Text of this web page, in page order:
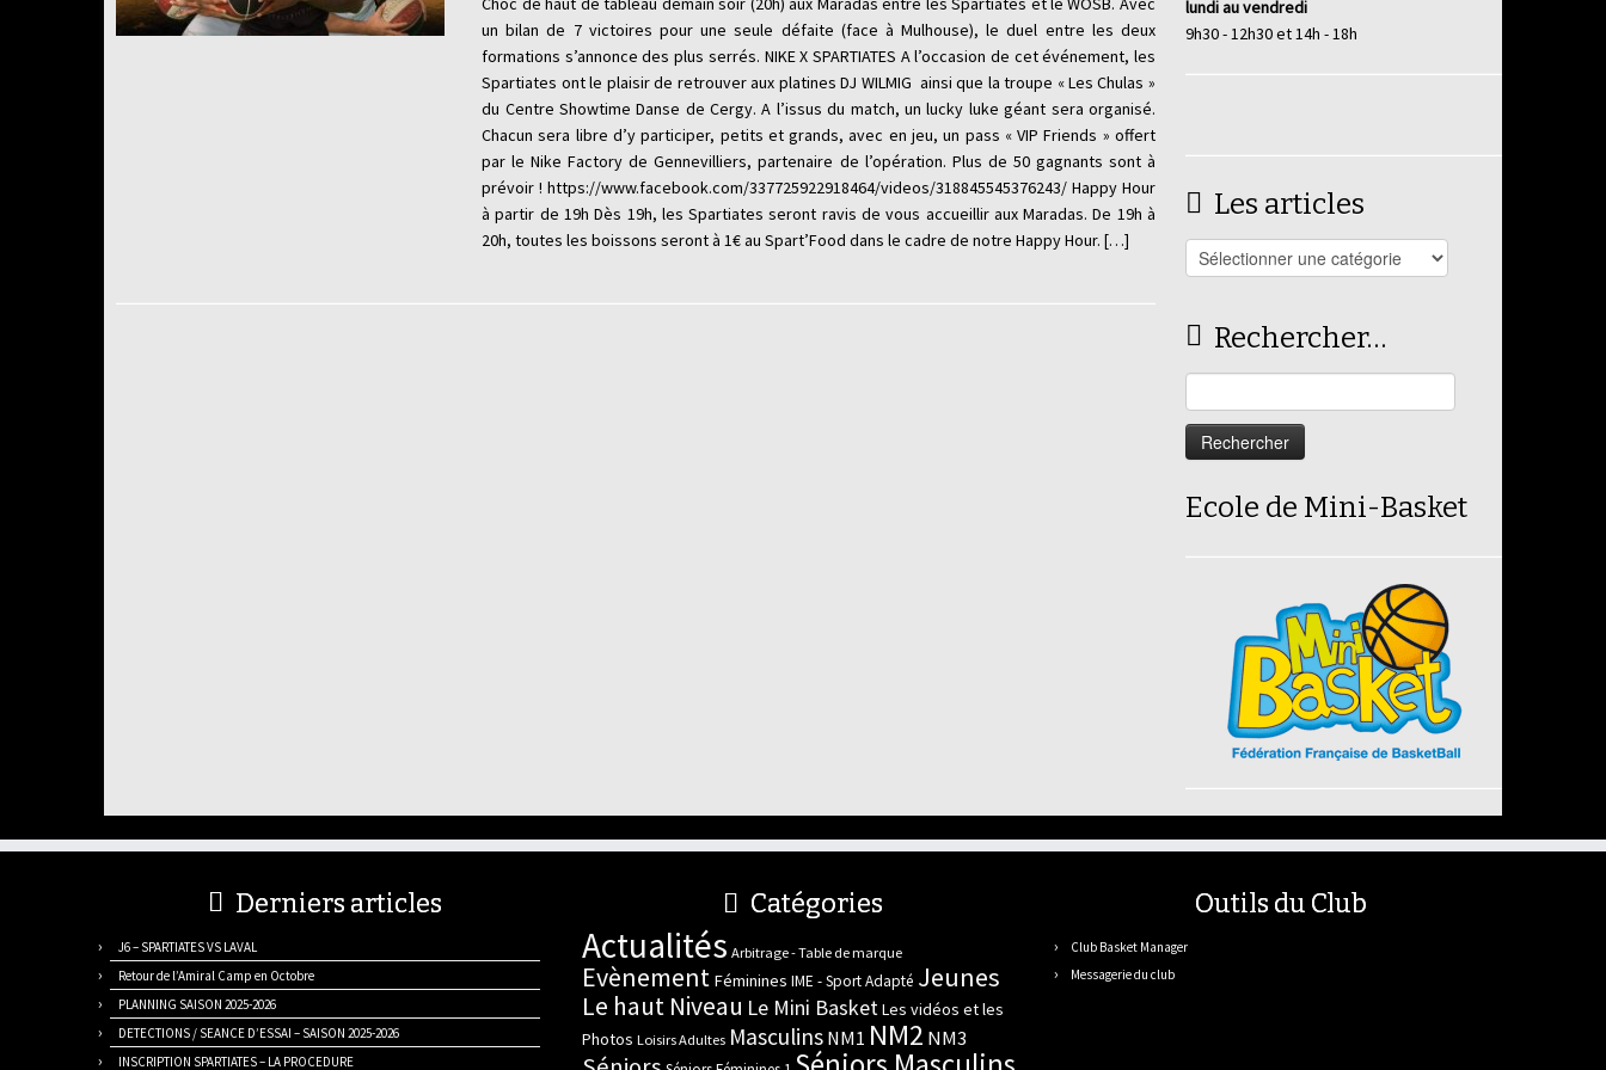
un bilan de 7 victoires pour une seule défaite (face à Mulhouse), le duel entre les deux
formations s’annonce des plus serrés. NIKE X SPARTIATES A l’occasion de cet événement, les
Spartiates ont le plaisir de retrouver aux platines DJ WILMIG ainsi que la troupe « Les Chulas »
du Centre Showtime Danse de Cergy. A l’issus du match, un lucky luke géant sera organisé.
Chacun sera libre d’y participer, petits et grands, avec en jeu, un pass « VIP Friends » offert
par le Nike Factory de Gennevilliers, partenaire de l’opération. Plus de 50 gagnants sont à
prévoir ! https://www.facebook.com/337725922918464/videos/318845545376243/ Happy Hour
à partir de 19h Dès 19h, les Spartiates seront ravis de vous accueillir aux Maradas. De 19h à
20h, toutes les boissons seront à 1€ au Spart’Food dans le cadre de notre Happy Hour. […]
lundi au vendredi
9h30 - 12h30 et 14h - 18h
Les articles
Les
articles
Rechercher…
Ecole de Mini-Basket
Derniers articles
J6 – SPARTIATES VS LAVAL
Retour de l’Amiral Camp en Octobre
PLANNING SAISON 2025-2026
DETECTIONS / SEANCE D’ESSAI – SAISON 2025-2026
INSCRIPTION SPARTIATES – LA PROCEDURE
Catégories
Actualités Arbitrage - Table de marque
Evènement Féminines IME - Sport Adapté Jeunes
Le haut Niveau Le Mini BasketLes vidéos et les
Photos Loisirs Adultes Masculins NM1 NM2 NM3
Outils du Club
Club Basket Manager
Messagerie du club